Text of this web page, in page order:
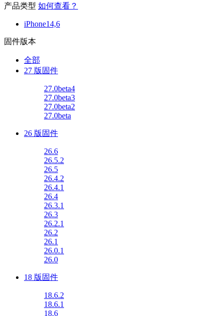
产品类型 如何查看？
iPhone14,6
固件版本
全部
27 版固件
27.0beta4
27.0beta3
27.0beta2
27.0beta
26 版固件
26.6
26.5.2
26.5
26.4.2
26.4.1
26.4
26.3.1
26.3
26.2.1
26.2
26.1
26.0.1
26.0
18 版固件
18.6.2
18.6.1
18.6